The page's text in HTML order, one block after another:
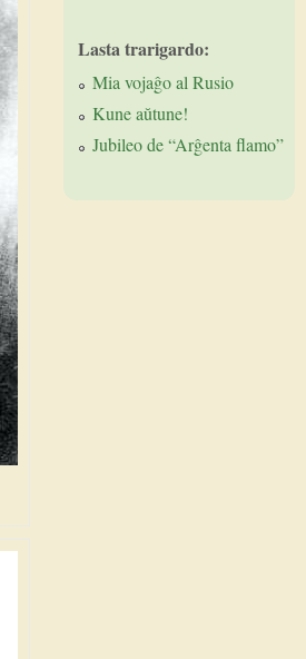
Lasta trarigardo:
Mia vojaĝo al Rusio
Kune aŭtune!
Jubileo de “Arĝenta flamo”